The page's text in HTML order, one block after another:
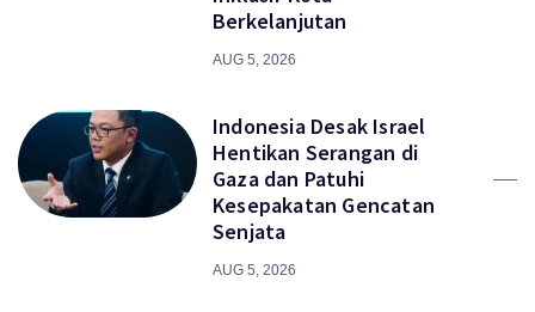
Berkelanjutan
AUG 5, 2026
Indonesia Desak Israel
Hentikan Serangan di
Gaza dan Patuhi
Kesepakatan Gencatan
Senjata
AUG 5, 2026